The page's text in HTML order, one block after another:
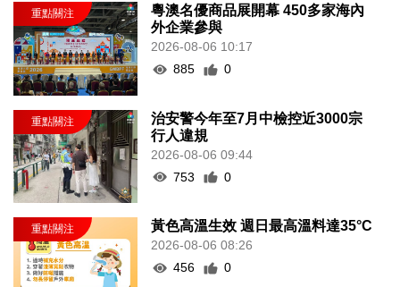
粵澳名優商品展開幕 450多家海內
外企業參與
2026-08-06 10:17
885
0
治安警今年至7月中檢控近3000宗
行人違規
2026-08-06 09:44
753
0
黃色高溫生效 週日最高溫料達35°C
2026-08-06 08:26
456
0